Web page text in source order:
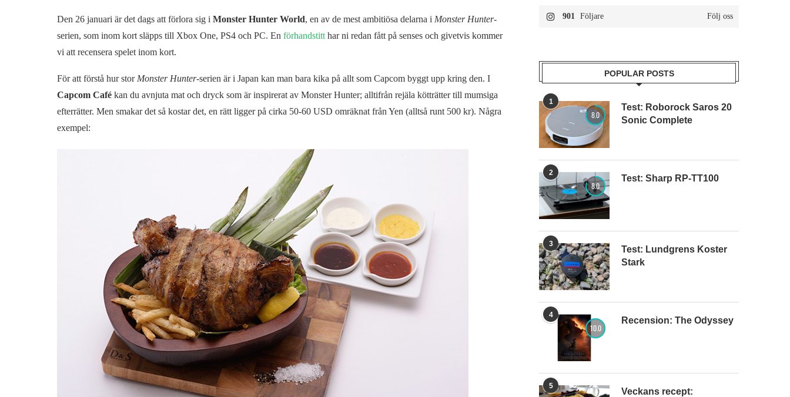
Den 26 januari är det dags att förlora sig i Monster Hunter World, en av de mest ambitiösa delarna i Monster Hunter-
serien, som inom kort släpps till Xbox One, PS4 och PC. En förhandstitthar ni redan fått på senses och givetvis kommer
vi att recensera spelet inom kort.
För att förstå hur stor Monster Hunter-serien är i Japan kan man bara kika på allt som Capcom byggt upp kring den. I
Capcom Cafékan du avnjuta mat och dryck som är inspirerat av Monster Hunter; alltifrån rejäla kötträtter till mumsiga
efterrätter. Men smakar det så kostar det, en rätt ligger på cirka 50-60 USD omräknat från Yen (alltså runt 500 kr). Några
exempel:
901 Följare Följ oss
POPULAR POSTS
1
8.0
Test: Roborock Saros 20
Sonic Complete
2
8.0
Test: Sharp RP-TT100
3
Test: Lundgrens Koster
Stark
4
10.0
Recension: The Odyssey
5
Veckans recept: